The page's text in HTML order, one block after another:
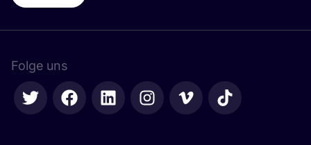
Folge uns